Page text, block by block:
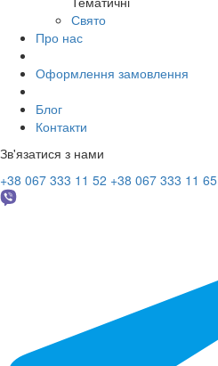
Свято
Про нас
Оформлення замовлення
Блог
Контакти
Зв'язатися з нами
+38 067 333 11 52 +38 067 333 11 65